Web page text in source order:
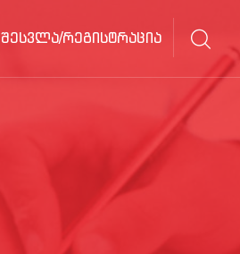
შესვლა/რეგისტრაცია